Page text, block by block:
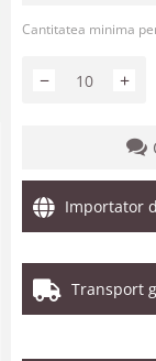
Cantitatea minima
+
−
Importator
Transport